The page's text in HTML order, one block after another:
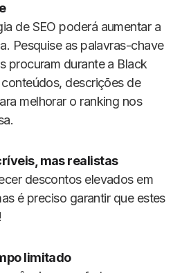
de SEO poderá aumentar a
Pesquise as palavras-chave
procuram durante a Black
descrições de
melhorar o ranking nos
mas realistas
descontos elevados em
é preciso garantir que estes
limitado